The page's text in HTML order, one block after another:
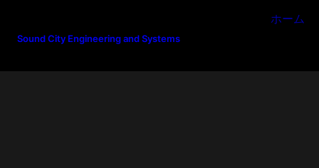
Sound City Engineering and Systems
ホーム